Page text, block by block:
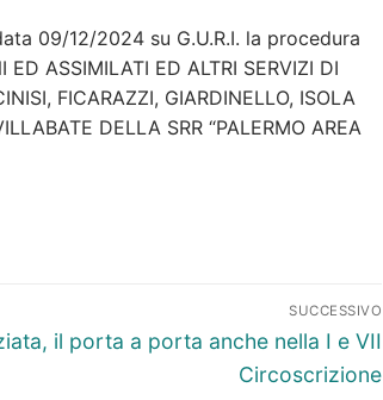
09/12/2024 su G.U.R.I. la procedura
ASSIMILATI ED ALTRI SERVIZI DI
FICARAZZI, GIARDINELLO, ISOLA
DELLA SRR “PALERMO AREA
SUCCESSIVO
il porta a porta anche nella I e VII
Circoscrizione